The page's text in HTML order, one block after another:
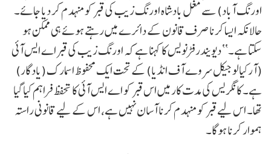
اورنگ آباد) سے مغل بادشاہ اورنگ زیب کی قبر کو منہدم کر دیا جائے۔
حالانکہ ایسا کرنا صرف قانون کے دائرے میں رہتے ہوئے ہی ممکن ہو
سکتا ہے۔‘‘ دیویندر فڑنویس کا کہنا ہے کہ اورنگ زیب کی قبر اے ایس آئی
(آرکیالوجیکل سروے آف انڈیا) کے تحت ایک محفوظ اسمارک (یادگار)
ہے۔ کانگریس کی مدت کار میں اس قبر کو اے ایس آئی کا تحفظ فراہم کیا گیا
تھا۔ اس لیے قبر کو منہدم کرنا آسان نہیں ہے، اس کے لیے قانونی راستہ
ہموار کرنا ہوگا۔